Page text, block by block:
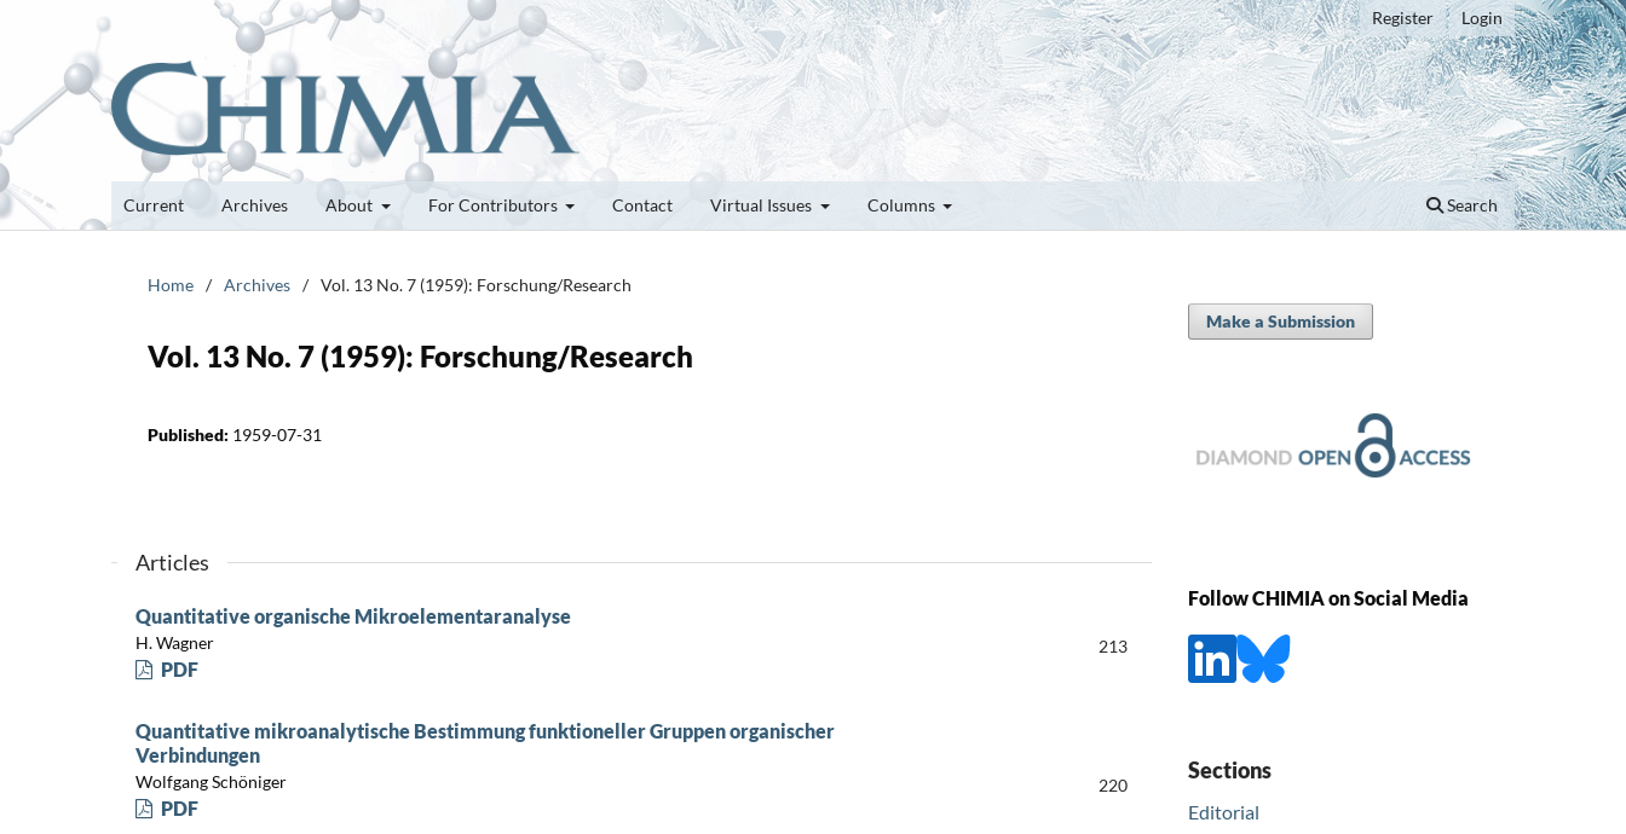
Current Archives About For Contributors Contact Virtual Issues Columns Search
Register Login
Home / Archives / Vol. 13 No. 7 (1959): Forschung/Research
Vol. 13 No. 7 (1959): Forschung/Research
Published: 1959-07-31
Articles
Quantitative organische Mikroelementaranalyse
H. Wagner 213
PDF
Quantitative mikroanalytische Bestimmung funktioneller Gruppen organischer
Verbindungen
Wolfgang Schöniger 220
PDF
Make a Submission
Follow CHIMIA on Social Media
Sections
Editorial